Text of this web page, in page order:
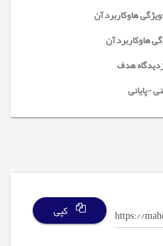
هاوکاربرد آن
هاوکاربرد آن
هدف
-پایانی
کپی